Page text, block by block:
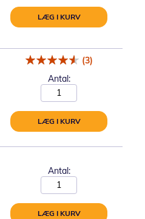
LÆG I KURV
(3)
Antal:
LÆG I KURV
Antal:
LÆG I KURV